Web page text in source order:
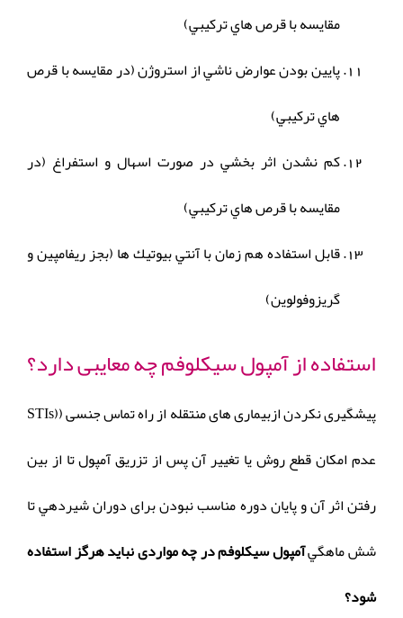
مقايسه با قرص هاي تركيبي)
پايين بودن عوارض ناشي از استروژن (در مقايسه با قرص
هاي تركيبي)
كم نشدن اثر بخشي در صورت اسهال و استفراغ (در
مقايسه با قرص هاي تركيبي)
قابل استفاده هم زمان با آنتي بيوتيك ها (بجز ريفامپين و
گريزوفولوين)
استفاده از آمپول سیکلوفم چه معایبی دارد؟
پیشگیری نکردن ازبیماری های منتقله از راه تماس جنسی ((STIs
عدم امكان قطع روش يا تغيير آن پس از تزريق آمپول تا از بين
رفتن اثر آن و پایان دوره مناسب نبودن برای دوران شیردهي تا
شش ماهگيآمپول سیکلوفم در چه مواردی نباید هرگز استفاده
شود؟